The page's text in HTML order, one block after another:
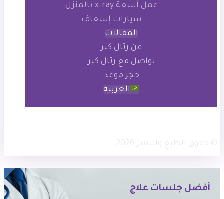
عمل أشعة x-ray بالمنزل
سيارات إسعاف
المقالات
عن رتال كير
تواصل مع رتال كير
حجز موعد
العربية
أفضل جلسات علاج